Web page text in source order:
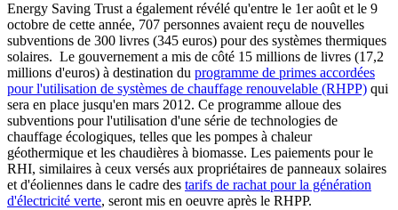
Energy Saving Trust a également révélé qu'entre le 1er août et le 9
octobre de cette année, 707 personnes avaient reçu de nouvelles
subventions de 300 livres (345 euros) pour des systèmes thermiques
solaires. Le gouvernement a mis de côté 15 millions de livres (17,2
millions d'euros) à destination du programme de primes accordées
pour l'utilisation de systèmes de chauffage renouvelable (RHPP) qui
sera en place jusqu'en mars 2012. Ce programme alloue des
subventions pour l'utilisation d'une série de technologies de
chauffage écologiques, telles que les pompes à chaleur
géothermique et les chaudières à biomasse. Les paiements pour le
RHI, similaires à ceux versés aux propriétaires de panneaux solaires
et d'éoliennes dans le cadre des tarifs de rachat pour la génération
d'électricité verte, seront mis en oeuvre après le RHPP.